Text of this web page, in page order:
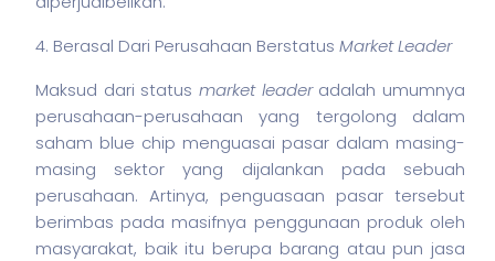
4. Berasal Dari Perusahaan Berstatus Market Leader
Maksud dari status market leaderadalah umumnya
perusahaan-perusahaan yang tergolong dalam
saham blue chip menguasai pasar dalam masing-
masing sektor yang dijalankan pada sebuah
perusahaan. Artinya, penguasaan pasar tersebut
berimbas pada masifnya penggunaan produk oleh
masyarakat, baik itu berupa barang atau pun jasa